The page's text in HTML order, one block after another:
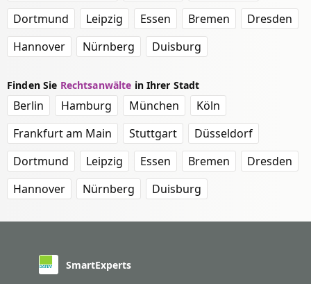
Dortmund
Leipzig Essen Bremen
Dresden
Hannover
Nürnberg Duisburg
Finden Sie Rechtsanwälte in Ihrer Stadt
Berlin Hamburg München
Köln
Frankfurt am Main
Stuttgart
Düsseldorf
Dortmund
Leipzig Essen Bremen
Dresden
Hannover
Nürnberg Duisburg
SmartExperts